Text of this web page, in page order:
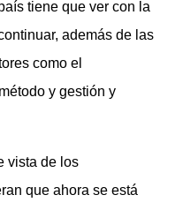
tiene que ver con la
además de las
como el
y gestión y
vista de los
que ahora se está